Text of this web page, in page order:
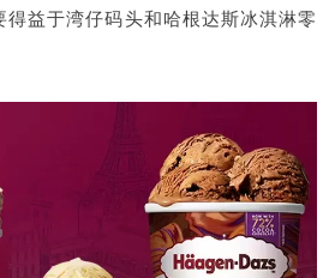
益于湾仔码头和哈根达斯冰淇淋零